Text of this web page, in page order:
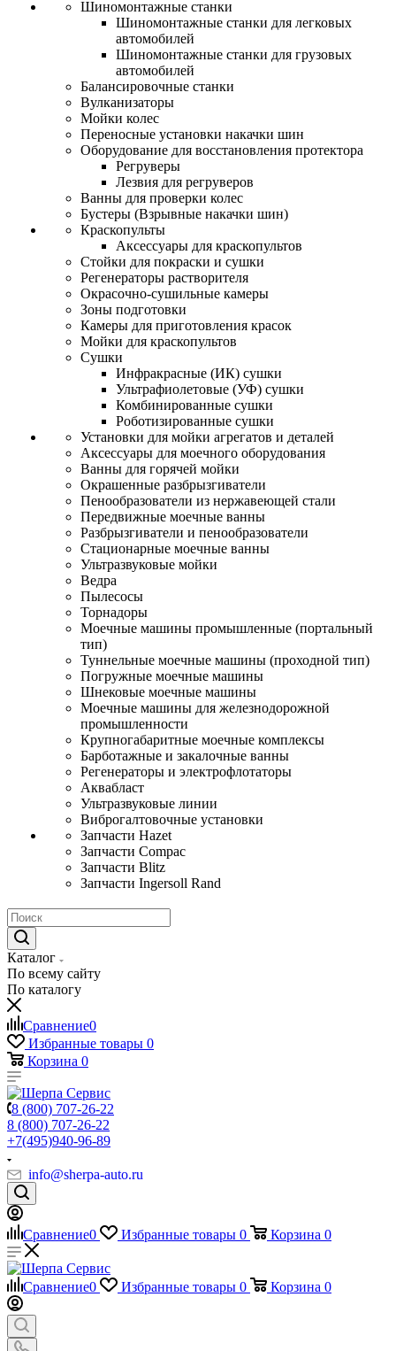
Шиномонтажные станки
Шиномонтажные станки для легковых
автомобилей
Шиномонтажные станки для грузовых
автомобилей
Балансировочные станки
Вулканизаторы
Мойки колес
Переносные установки накачки шин
Оборудование для восстановления протектора
Регруверы
Лезвия для регруверов
Ванны для проверки колес
Бустеры (Взрывные накачки шин)
Краскопульты
Аксессуары для краскопультов
Стойки для покраски и сушки
Регенераторы растворителя
Окрасочно-сушильные камеры
Зоны подготовки
Камеры для приготовления красок
Мойки для краскопультов
Сушки
Инфракрасные (ИК) сушки
Ультрафиолетовые (УФ) сушки
Комбинированные сушки
Роботизированные сушки
Установки для мойки агрегатов и деталей
Аксессуары для моечного оборудования
Ванны для горячей мойки
Окрашенные разбрызгиватели
Пенообразователи из нержавеющей стали
Передвижные моечные ванны
Разбрызгиватели и пенообразователи
Стационарные моечные ванны
Ультразвуковые мойки
Ведра
Пылесосы
Торнадоры
Моечные машины промышленные (портальный
тип)
Туннельные моечные машины (проходной тип)
Погружные моечные машины
Шнековые моечные машины
Моечные машины для железнодорожной
промышленности
Крупногабаритные моечные комплексы
Барботажные и закалочные ванны
Регенераторы и электрофлотаторы
Аквабласт
Ультразвуковые линии
Виброгалтовочные установки
Запчасти Hazet
Запчасти Compac
Запчасти Blitz
Запчасти Ingersoll Rand
Каталог
По всему сайту
По каталогу
Сравнение0
Избранные товары 0
Корзина 0
8 (800) 707-26-22
8 (800) 707-26-22
+7(495)940-96-89
info@sherpa-auto.ru
Сравнение0 Избранные товары 0 Корзина 0
Сравнение0 Избранные товары 0 Корзина 0